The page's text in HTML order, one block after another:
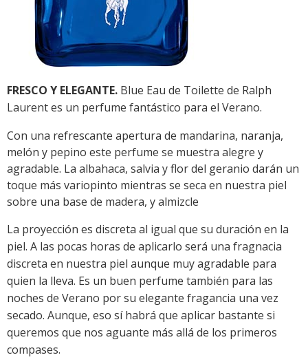
FRESCO Y ELEGANTE. Blue Eau de Toilette de Ralph
Laurent es un perfume fantástico para el Verano.
Con una refrescante apertura de mandarina, naranja,
melón y pepino este perfume se muestra alegre y
agradable. La albahaca, salvia y flor del geranio darán un
toque más variopinto mientras se seca en nuestra piel
sobre una base de madera, y almizcle
La proyección es discreta al igual que su duración en la
piel. A las pocas horas de aplicarlo será una fragnacia
discreta en nuestra piel aunque muy agradable para
quien la lleva. Es un buen perfume también para las
noches de Verano por su elegante fragancia una vez
secado. Aunque, eso sí habrá que aplicar bastante si
queremos que nos aguante más allá de los primeros
compases.